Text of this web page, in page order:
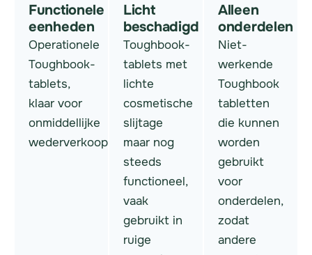
Functionele
eenheden
Operationele
Toughbook-
tablets,
klaar voor
onmiddellijke
wederverkoop.
Licht
beschadigd
Toughbook-
tablets met
lichte
cosmetische
slijtage
maar nog
steeds
functioneel,
vaak
gebruikt in
ruige
Alleen
onderdelen
Niet-
werkende
Toughbook
tabletten
die kunnen
worden
gebruikt
voor
onderdelen,
zodat
andere